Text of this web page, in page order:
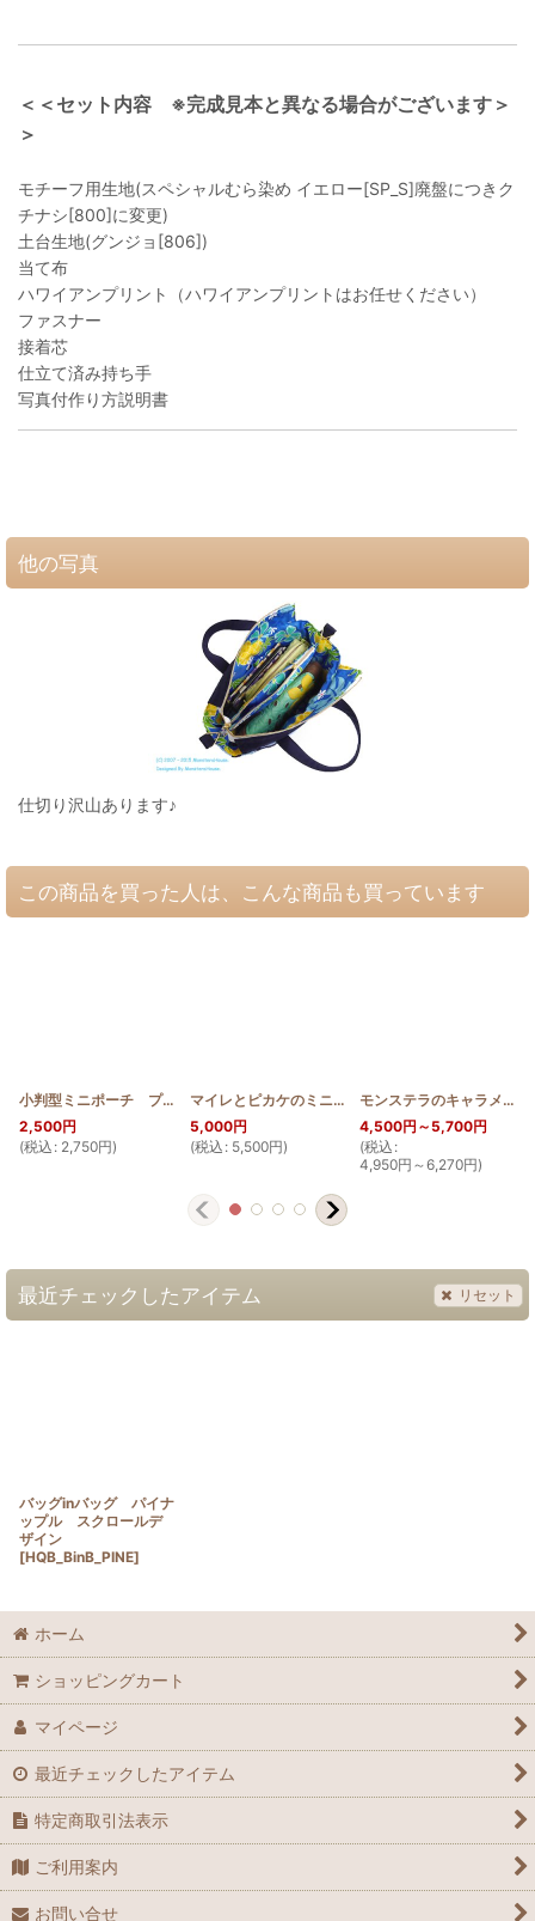
＜＜セット内容 ※完成見本と異なる場合がございます＞
＞
モチーフ用生地(スペシャルむら染め イエロー[SP_S]廃盤につきク
チナシ[800]に変更)
土台生地(グンジョ[806])
当て布
ハワイアンプリント（ハワイアンプリントはお任せください）
ファスナー
接着芯
仕立て済み持ち手
写真付作り方説明書
他の写真
仕切り沢山あります♪
この商品を買った人は、こんな商品も買っています
小判型ミニポーチ プルメリア [HQP_CIGA_PUL]
2,500円
(税込 : 2,750円)
マイレとピカケのミニトート [
5,000円
(税込 : 5,500円)
モンステラのキャラメルポーチ型ショルダーバッグ
4,500円 ～5,700円
(税込 :
4,950円 ～6,270円)
最近チェックしたアイテム リセット
バッグinバッグ パイナ
ップル スクロールデ
ザイン
[HQB_BinB_PINE]
ホーム
ショッピングカート
マイページ
最近チェックしたアイテム
特定商取引法表示
ご利用案内
お問い合せ